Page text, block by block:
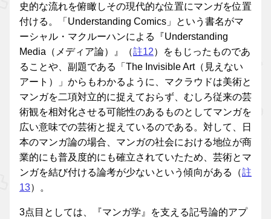
史的な流れを俯瞰しその現代的な位置にマンガを位置
付ける。「Understanding Comics」という書名がマ
ーシャル・マクルーハンによる『Understanding
Media（メディア論）』（註12）をもじったものであ
ることや、副題である「The Invisible Art（見えない
アート）」からもわかるように、マクラウドは美術と
マンガを二項対立的に捉えておらず、むしろ従来の芸
術観を相対化させる可能性のあるものとしてマンガを
広い意味での芸術と捉えているのである。対して、日
本のマンガ論の場合、マンガの社会における地位が商
業的にも普及度的にも確立されていたため、芸術とマ
ンガを結び付ける論考が少ないという傾向がある（註
13）。
3点目としては、『マンガ学』を支える記号論的アプ